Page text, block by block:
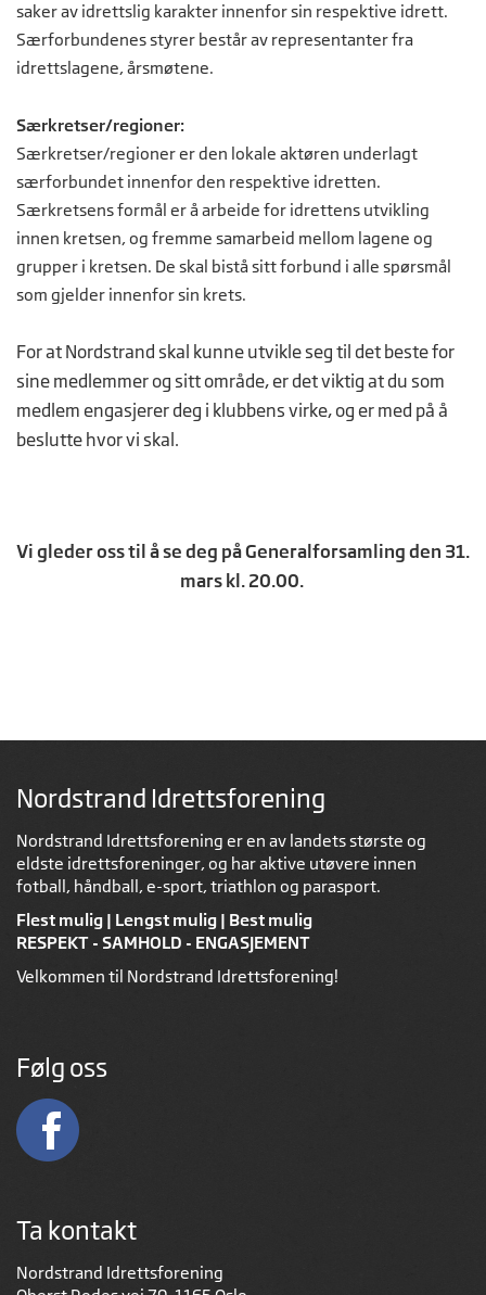
saker av idrettslig karakter innenfor sin respektive idrett.
Særforbundenes styrer består av representanter fra
idrettslagene, årsmøtene.
Særkretser/regioner:
Særkretser/regioner er den lokale aktøren underlagt
særforbundet innenfor den respektive idretten.
Særkretsens formål er å arbeide for idrettens utvikling
innen kretsen, og fremme samarbeid mellom lagene og
grupper i kretsen. De skal bistå sitt forbund i alle spørsmål
som gjelder innenfor sin krets.
For at Nordstrand skal kunne utvikle seg til det beste for
sine medlemmer og sitt område, er det viktig at du som
medlem engasjerer deg i klubbens virke, og er med på å
beslutte hvor vi skal.
Vi gleder oss til å se deg på Generalforsamling den 31.
mars kl. 20.00.
Nordstrand Idrettsforening
Nordstrand Idrettsforening er en av landets største og
eldste idrettsforeninger, og har aktive utøvere innen
fotball, håndball, e-sport, triathlon og parasport.
Flest mulig | Lengst mulig | Best mulig
RESPEKT - SAMHOLD - ENGASJEMENT
Velkommen til Nordstrand Idrettsforening!
Følg oss
Ta kontakt
Nordstrand Idrettsforening